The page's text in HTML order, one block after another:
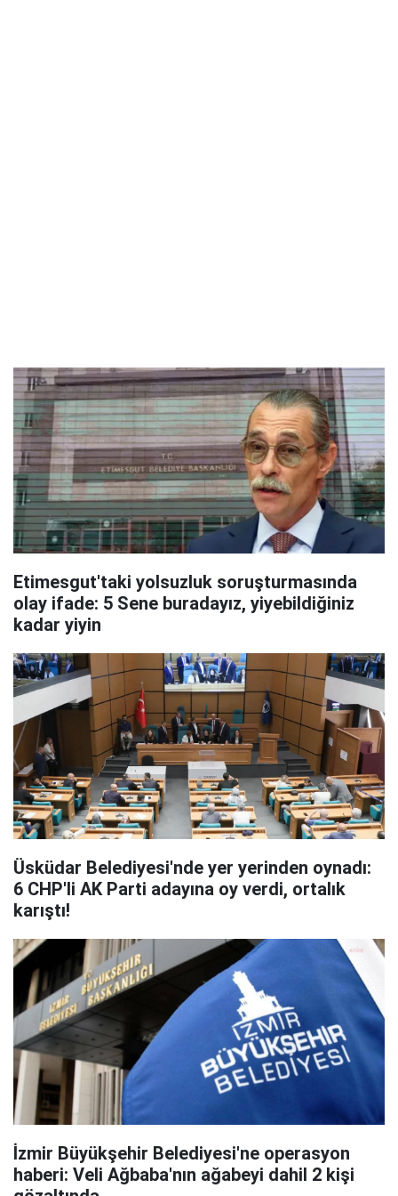
Etimesgut'taki yolsuzluk soruşturmasında
olay ifade: 5 Sene buradayız, yiyebildiğiniz
kadar yiyin
Üsküdar Belediyesi'nde yer yerinden oynadı:
6 CHP'li AK Parti adayına oy verdi, ortalık
karıştı!
İzmir Büyükşehir Belediyesi'ne operasyon
haberi: Veli Ağbaba'nın ağabeyi dahil 2 kişi